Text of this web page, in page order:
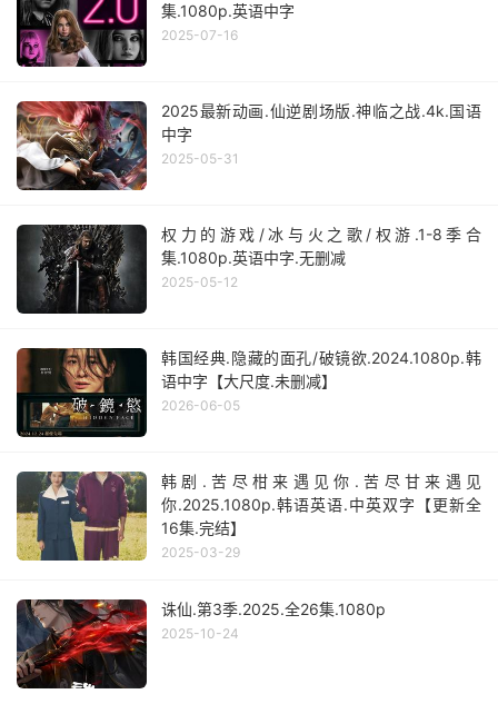
集.1080p.英语中字
2025-07-16
2025最新动画.仙逆剧场版.神临之战.4k.国语
中字
2025-05-31
权力的游戏/冰与火之歌/权游.1-8季合
集.1080p.英语中字.无删减
2025-05-12
韩国经典.隐藏的面孔/破镜欲.2024.1080p.韩
语中字【大尺度.未删减】
2026-06-05
韩剧.苦尽柑来遇见你.苦尽甘来遇见
你.2025.1080p.韩语英语.中英双字【更新全
16集.完结】
2025-03-29
诛仙.第3季.2025.全26集.1080p
2025-10-24